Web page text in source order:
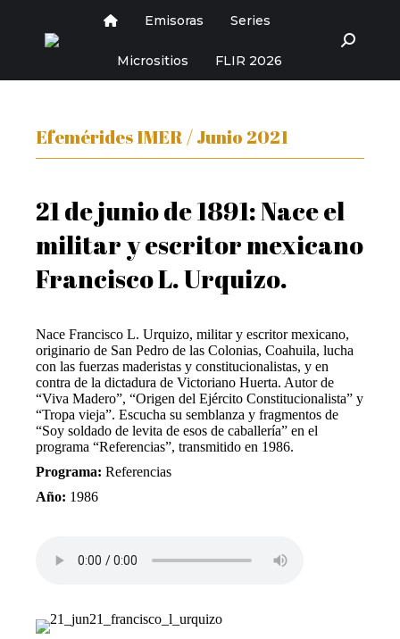
Emisoras Series
Micrositios FLIR 2026
Buscar:
Efemérides IMER / Junio 2021
21 de junio de 1891: Nace el
militar y escritor mexicano
Francisco L. Urquizo.
Nace Francisco L. Urquizo, militar y escritor mexicano,
originario de San Pedro de las Colonias, Coahuila, lucha
con las fuerzas maderistas y constitucionalistas, y en
contra de la dictadura de Victoriano Huerta. Autor de
“Viva Madero”, “Origen del Ejército Constitucionalista” y
“Tropa vieja”. Escucha su semblanza y fragmentos de
“Soy soldado de levita de esos de caballería” en el
programa “Referencias”, transmitido en 1986.
Programa: Referencias
Año: 1986